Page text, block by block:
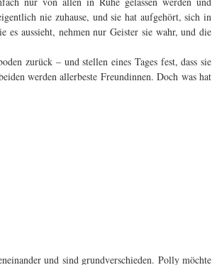
nie zuhause, und sie hat aufgehört, sich in
aussieht, nehmen nur Geister sie wahr, und die
zurück – und stellen eines Tages fest, dass sie
werden allerbeste Freundinnen. Doch was hat
und sind grundverschieden. Polly möchte